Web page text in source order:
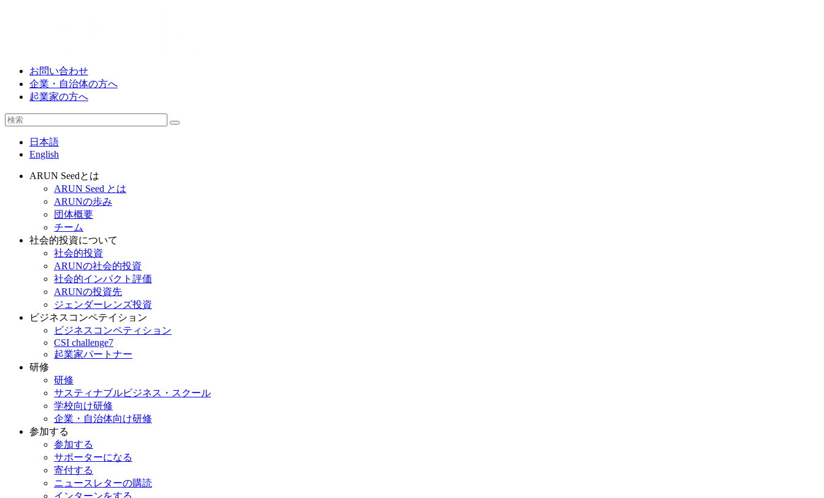
お問い合わせ
企業・自治体の方へ
起業家の方へ
日本語
English
ARUN Seedとは
ARUN Seed とは
ARUNの歩み
団体概要
チーム
社会的投資について
社会的投資
ARUNの社会的投資
社会的インパクト評価
ARUNの投資先
ジェンダーレンズ投資
ビジネスコンペテイション
ビジネスコンペティション
CSI challenge7
起業家パートナー
研修
研修
サスティナブルビジネス・スクール
学校向け研修
企業・自治体向け研修
参加する
参加する
サポーターになる
寄付する
ニュースレターの購読
インターンをする